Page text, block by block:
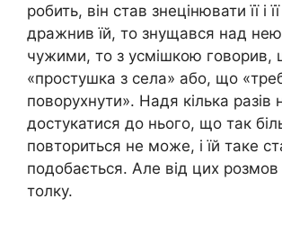
робить, він став знецінювати її і
дражнив їй, то знущався над
чужими, то з усмішкою говорив,
«простушка з села» або, що
поворухнути». Надя кілька разів
достукатися до нього, що так
повториться не може, і їй таке
подобається. Але від цих розмов
толку.